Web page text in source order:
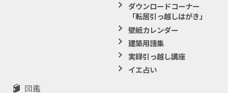
ダウンロードコーナー
「転居引っ越しはがき」
壁紙カレンダー
建築用語集
実録引っ越し講座
イエ占い
図鑑